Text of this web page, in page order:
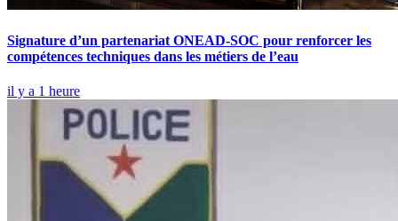
Signature d’un partenariat ONEAD-SOC pour renforcer les
compétences techniques dans les métiers de l’eau
il y a 1 heure